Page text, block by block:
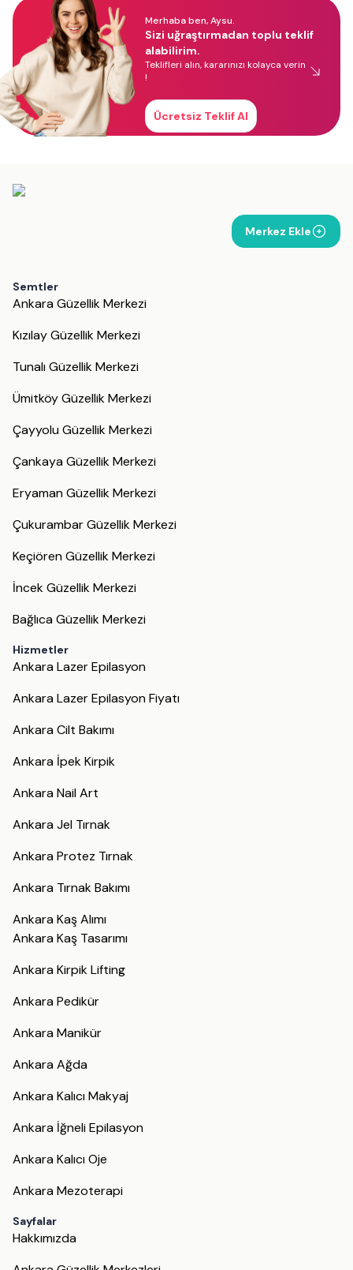
Merhaba ben, Aysu.
Sizi uğraştırmadan toplu teklif
alabilirim.
Teklifleri alın, kararınızı kolayca verin
!
Ücretsiz Teklif Al
Merkez Ekle
Semtler
Ankara Güzellik Merkezi
Kızılay Güzellik Merkezi
Tunalı Güzellik Merkezi
Ümitköy Güzellik Merkezi
Çayyolu Güzellik Merkezi
Çankaya Güzellik Merkezi
Eryaman Güzellik Merkezi
Çukurambar Güzellik Merkezi
Keçiören Güzellik Merkezi
İncek Güzellik Merkezi
Bağlıca Güzellik Merkezi
Hizmetler
Ankara Lazer Epilasyon
Ankara Lazer Epilasyon Fiyatı
Ankara Cilt Bakımı
Ankara İpek Kirpik
Ankara Nail Art
Ankara Jel Tırnak
Ankara Protez Tırnak
Ankara Tırnak Bakımı
Ankara Kaş Alımı
Ankara Kaş Tasarımı
Ankara Kirpik Lifting
Ankara Pedikür
Ankara Manikür
Ankara Ağda
Ankara Kalıcı Makyaj
Ankara İğneli Epilasyon
Ankara Kalıcı Oje
Ankara Mezoterapi
Sayfalar
Hakkımızda